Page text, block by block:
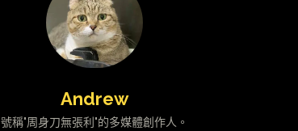
Andrew
號稱"周身刀無張利"的多媒體創作人。